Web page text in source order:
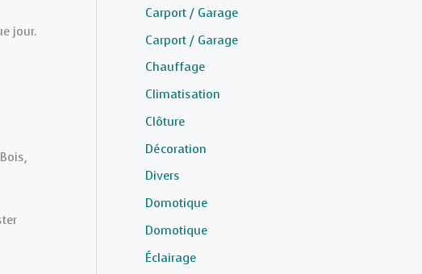
jour.
Carport / Garage
Carport / Garage
Chauffage
Climatisation
Clôture
Décoration
Divers
Domotique
Domotique
Éclairage